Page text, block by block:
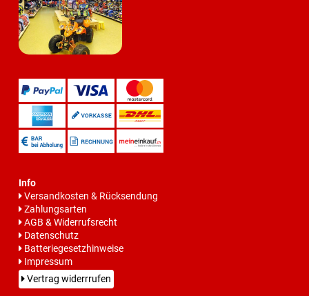
Info
Versandkosten & Rücksendung
Zahlungsarten
AGB & Widerrufsrecht
Datenschutz
Batteriegesetzhinweise
Impressum
Vertrag widerrrufen